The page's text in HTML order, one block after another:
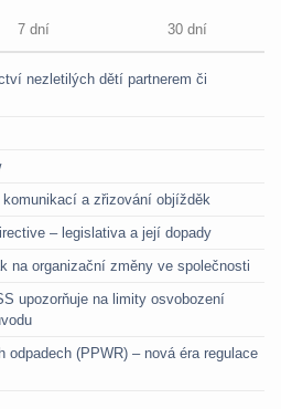
7 dní 30 dní
nezletilých dětí partnerem či
a zřizování objížděk
– legislativa a její dopady
na organizační změny ve společnosti
upozorňuje na limity osvobození
odpadech (PPWR) – nová éra regulace